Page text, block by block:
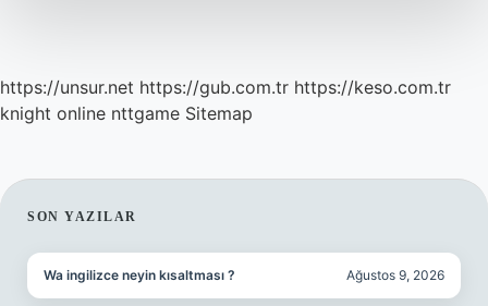
https://unsur.net https://gub.com.tr https://keso.com.tr
knight online nttgame Sitemap
SIDEBAR
SON YAZILAR
Wa ingilizce neyin kısaltması ? Ağustos 9, 2026